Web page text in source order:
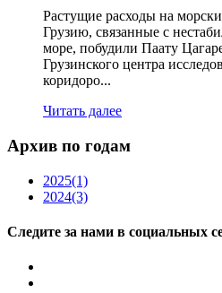
Растущие расходы на
Грузию, связанные с
море, побудили Паату
Грузинского центра
коридоро...
Читать далее
Архив по годам
2025(1)
2024(3)
Следите за нами в социальных